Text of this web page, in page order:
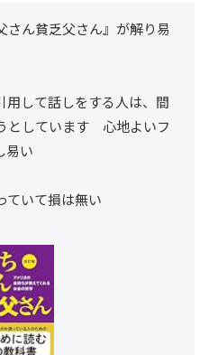
さん貧乏父さん』が解り易
用して話しをする人は、間
としています 心地よいフ
易い
ていて損は無い